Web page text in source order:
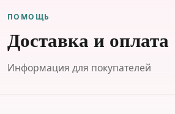
ПОМОЩЬ
Доставка и оплата
Информация для покупателей